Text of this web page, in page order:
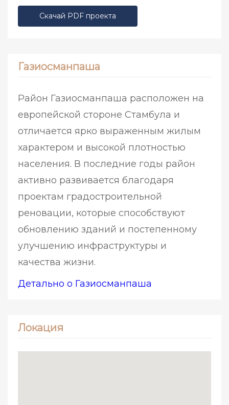
Скачай PDF проекта
Газиосманпаша
Район Газиосманпаша расположен на
европейской стороне Стамбула и
отличается ярко выраженным жилым
характером и высокой плотностью
населения. В последние годы район
активно развивается благодаря
проектам градостроительной
реновации, которые способствуют
обновлению зданий и постепенному
улучшению инфраструктуры и
качества жизни.
Детально о Газиосманпаша
Локация